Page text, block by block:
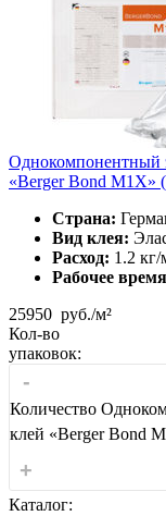
Однокомпонентный
«Berger Bond M1X»
Страна:
Вид клея:
Расход: 1.2 кг/
Рабочее
25950 руб./м²
Кол-во
упаковок:
-
Количество
клей «Berger Bond
+
Каталог: